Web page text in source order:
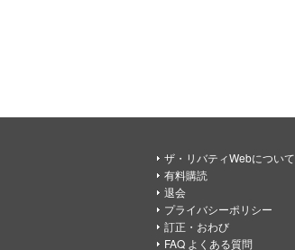
ザ・リバティWebについて
有料購読
退会
プライバシーポリシー
訂正・おわび
FAQ よくある質問